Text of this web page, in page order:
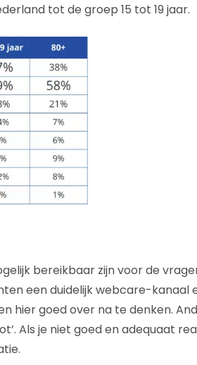
tot de groep 15 tot 19 jaar.
bereikbaar zijn voor de
een duidelijk webcare-kanaal
hier goed over na te denken.
Als je niet goed en adequaat